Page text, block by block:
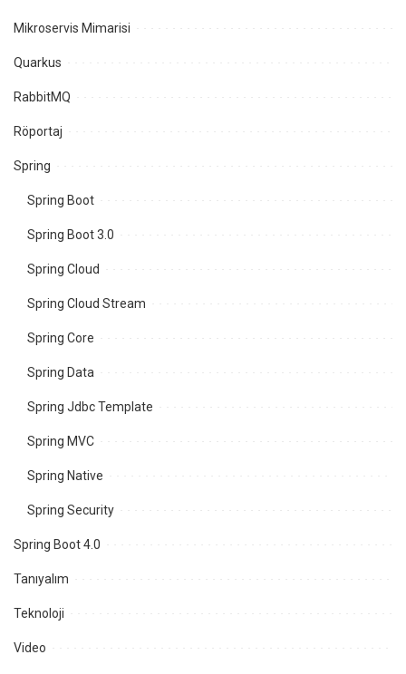
Mikroservis Mimarisi
Quarkus
RabbitMQ
Röportaj
Spring
Spring Boot
Spring Boot 3.0
Spring Cloud
Spring Cloud Stream
Spring Core
Spring Data
Spring Jdbc Template
Spring MVC
Spring Native
Spring Security
Spring Boot 4.0
Tanıyalım
Teknoloji
Video